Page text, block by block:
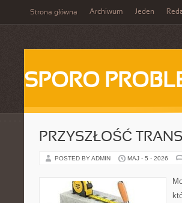
Strona główna Archiwum Jeden
SPORO
PRZYSZŁOŚĆ
POSTED BY ADMIN MAJ - 5 - 2026